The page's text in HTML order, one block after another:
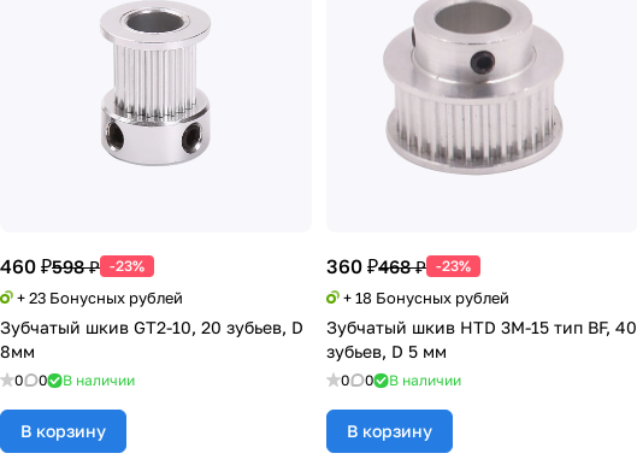
460 ₽598 ₽ -23%
+ 23 Бонусных рублей
Зубчатый шкив GT2-10, 20 зубьев, D
8мм
0 0 В наличии
В корзину
360 ₽468 ₽ -23%
+ 18 Бонусных рублей
Зубчатый шкив HTD 3M-15 тип BF, 40
зубьев, D 5 мм
0 0 В наличии
В корзину